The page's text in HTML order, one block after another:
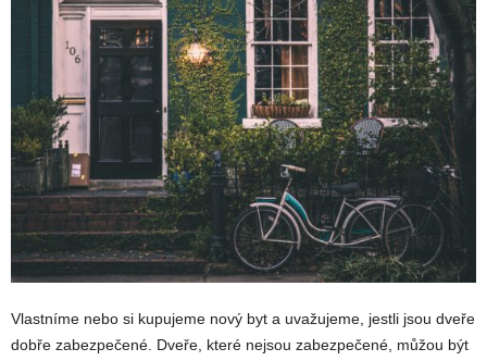
Vlastníme nebo si kupujeme nový byt a uvažujeme, jestli jsou dveře
dobře zabezpečené. Dveře, které nejsou zabezpečené, můžou být